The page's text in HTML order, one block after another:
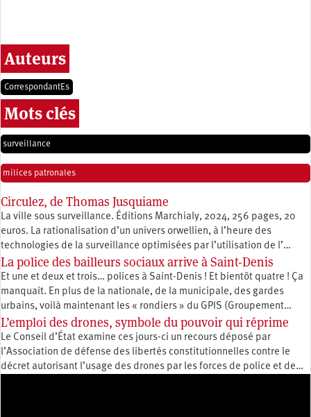
Auteurs
CorrespondantEs
Mots clés
surveillance
milices patronales
Circulez, de Thomas Jusquiame
La ville sous surveillance. Éditions Marchialy, 2024, 256 pages, 20
euros. La rationalisation d’un univers orwellien, à l’heure des
technologies de la surveillance optimisées par l’utilisation de l’…
La police des bailleurs sociaux arrive à Saint-Denis
Et une et deux et trois… polices à Saint-Denis ! Et bientôt quatre ! Ça
manquait. En plus de la nationale, de la municipale, des gardes
urbains, voilà maintenant les « rondiers » du GPIS (Groupement…
L’emploi des drones, symbole du pouvoir qui réprime
Le Conseil d’État examine ces jours-ci un recours déposé par
l’Association de défense des libertés constitutionnelles contre le
décret autorisant l’usage des drones par les forces de police et de…